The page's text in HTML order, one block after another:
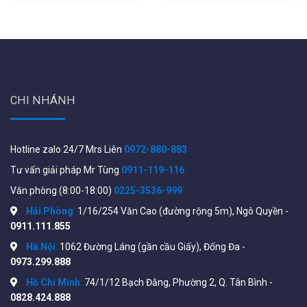
https://dl.ui.com/datasheets/unifi/UniFi_PoE_Switch.pdf
CHI NHÁNH
Hotline zalo 24/7 Mrs Liên 0972-880-883
Tư vấn giải pháp Mr Tùng 0911-119-116
Văn phòng (8:00-18:00) 0225-3536-999
Hải Phòng: 1/16/254 Văn Cao (đường rộng 5m), Ngô Quyền -
0911.111.855
Hà Nội: 1062 Đường Láng (gần cầu Giấy), Đống Đa -
0973.299.888
Hồ Chí Minh: 74/1/12 Bạch Đằng, Phường 2, Q. Tân Bình -
0828.424.888